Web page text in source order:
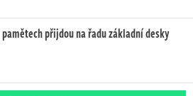
přijdou na řadu základní desky